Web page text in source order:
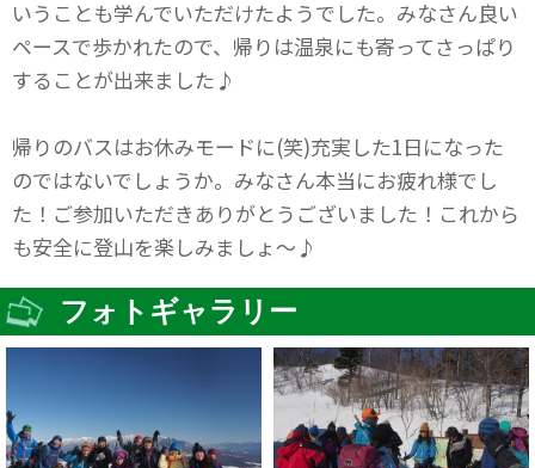
いうことも学んでいただけたようでした。みなさん良い
ペースで歩かれたので、帰りは温泉にも寄ってさっぱり
することが出来ました♪
帰りのバスはお休みモードに(笑)充実した1日になった
のではないでしょうか。みなさん本当にお疲れ様でし
た！ご参加いただきありがとうございました！これから
も安全に登山を楽しみましょ～♪
フォトギャラリー